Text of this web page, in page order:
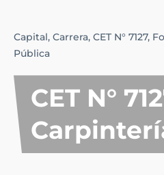
Capital, Carrera, CET N° 7127,
Pública
CET N°